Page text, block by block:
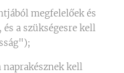
megfelelőek és
a szükségesre kell
naprakésznek kell